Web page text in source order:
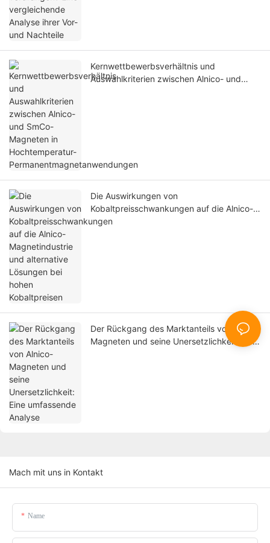
Kernwettbewerbsverhältnis und
Auswahlkriterien zwischen Alnico- und
Die Auswirkungen von
Kobaltpreisschwankungen auf die Alnico-
Magnetindustrie und alternative Lösungen
Der Rückgang des Marktanteils von Alnico-
Magneten und seine Unersetzlichkeit: Eine
Mach mit uns in Kontakt
Name